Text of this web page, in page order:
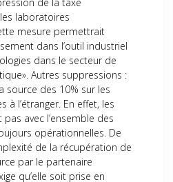
de la taxe
laboratoires
mesure permettrait
dans l’outil industriel
dans le secteur de
Autres suppressions :
source des 10% sur les
à l’étranger. En effet, les
pas avec l’ensemble des
opérationnelles. De
de la récupération de
par le partenaire
qu’elle soit prise en